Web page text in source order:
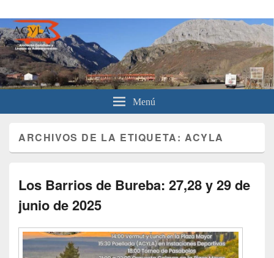
Asociación Castellana y Leonesa
de Autocaravanistas
Menú
ARCHIVOS DE LA ETIQUETA:ACYLA
Los Barrios de Bureba: 27,28 y 29 de
junio de 2025